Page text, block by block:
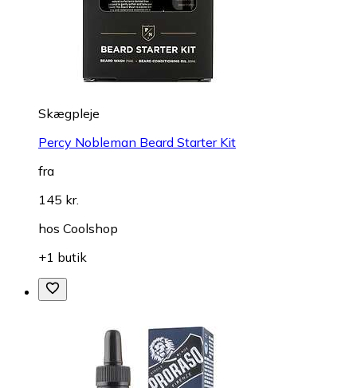
Skægpleje
Percy Nobleman Beard Starter Kit
fra
145 kr.
hos Coolshop
+1 butik